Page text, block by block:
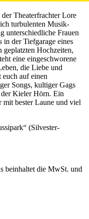
Theaterfrachter Lore
turbulenten Musik-
unterschiedliche Frauen
in der Tiefgarage eines
geplatzten Hochzeiten,
eine eingeschworene
die Liebe und
auf einen
Songs, kultiger Gags
Kieler Hörn. Ein
mit bester Laune und viel
(Silvester-
beinhaltet die MwSt. und